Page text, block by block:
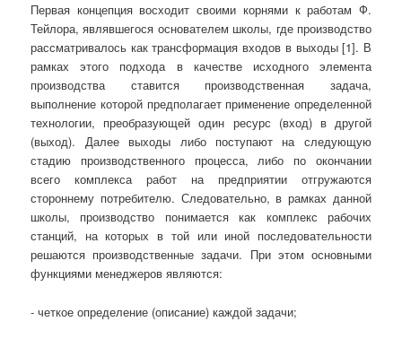
Первая концепция восходит своими корнями к работам Ф.
Тейлора, являвшегося основателем школы, где производство
рассматривалось как трансформация входов в выходы [1]. В
рамках этого подхода в качестве исходного элемента
производства ставится производственная задача,
выполнение которой предполагает применение определенной
технологии, преобразующей один ресурс (вход) в другой
(выход). Далее выходы либо поступают на следующую
стадию производственного процесса, либо по окончании
всего комплекса работ на предприятии отгружаются
стороннему потребителю. Следовательно, в рамках данной
школы, производство понимается как комплекс рабочих
станций, на которых в той или иной последовательности
решаются производственные задачи. При этом основными
функциями менеджеров являются:
- четкое определение (описание) каждой задачи;